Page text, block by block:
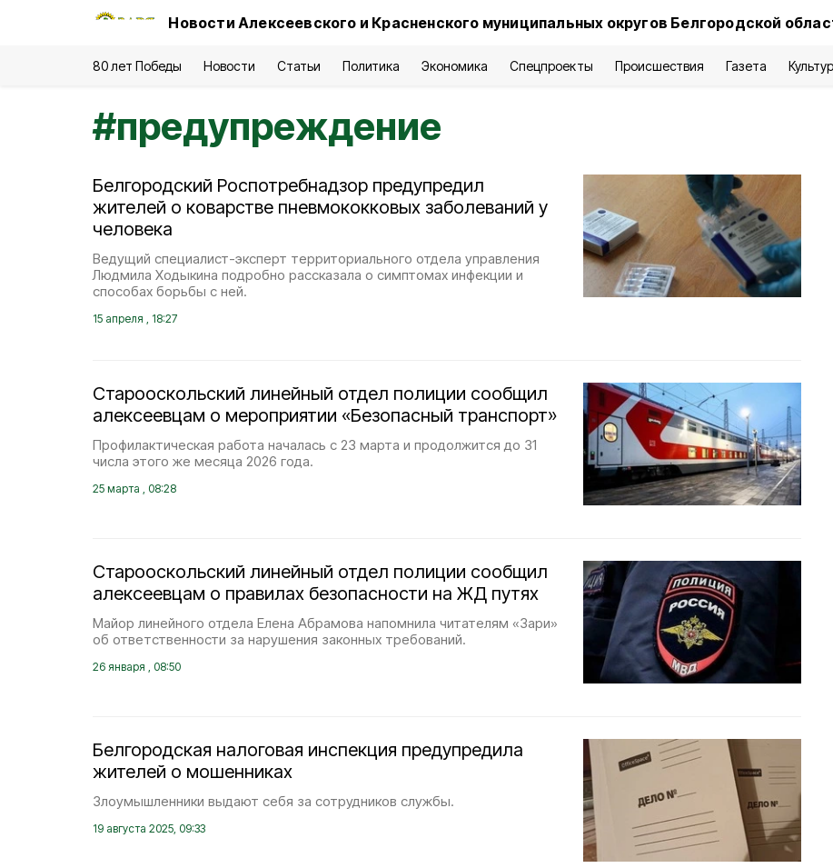
Новости Алексеевского и Красненского муниципальных округов Белгородской
80 лет Победы Новости Статьи Политика Экономика Спецпроекты Происшествия Газета
#предупреждение
Белгородский Роспотребнадзор предупредил
жителей о коварстве пневмококковых заболеваний у
человека
Ведущий специалист-эксперт территориального отдела управления
Людмила Ходыкина подробно рассказала о симптомах инфекции и
способах борьбы с ней.
15 апреля , 18:27
Старооскольский линейный отдел полиции сообщил
алексеевцам о мероприятии «Безопасный транспорт»
Профилактическая работа началась с 23 марта и продолжится до 31
числа этого же месяца 2026 года.
25 марта , 08:28
Старооскольский линейный отдел полиции сообщил
алексеевцам о правилах безопасности на ЖД путях
Майор линейного отдела Елена Абрамова напомнила читателям «Зари»
об ответственности за нарушения законных требований.
26 января , 08:50
Белгородская налоговая инспекция предупредила
жителей о мошенниках
Злоумышленники выдают себя за сотрудников службы.
19 августа 2025, 09:33